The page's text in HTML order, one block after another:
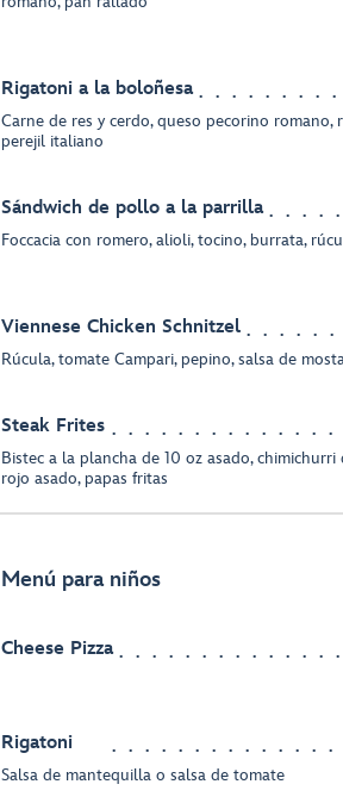
Rigatoni a la boloñesa
Carne de res y cerdo, queso pecorino romano,
perejil italiano
Sándwich de pollo a la parrilla
Foccacia con romero, alioli, tocino, burrata,
Viennese Chicken Schnitzel
Rúcula, tomate Campari, pepino, salsa de
Steak Frites
Bistec a la plancha de 10 oz asado, chimichurri
rojo asado, papas fritas
Menú para niños
Cheese Pizza
Rigatoni
Salsa de mantequilla o salsa de tomate